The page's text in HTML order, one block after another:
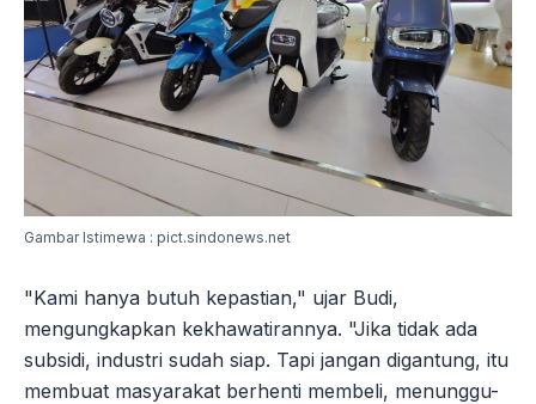
Gambar Istimewa : pict.sindonews.net
"Kami hanya butuh kepastian," ujar Budi,
mengungkapkan kekhawatirannya. "Jika tidak ada
subsidi, industri sudah siap. Tapi jangan digantung, itu
membuat masyarakat berhenti membeli, menunggu-